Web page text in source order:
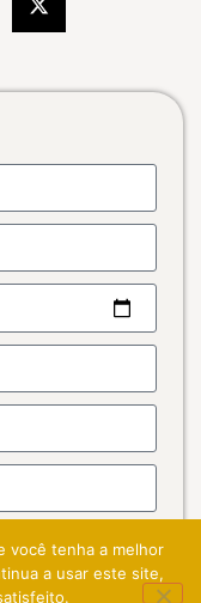
você tenha a melhor
a usar este site,